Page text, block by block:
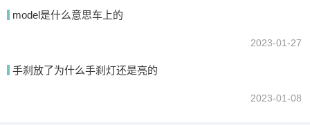
model是什么意思车上的
2023-01-27
手刹放了为什么手刹灯还是亮的
2023-01-08